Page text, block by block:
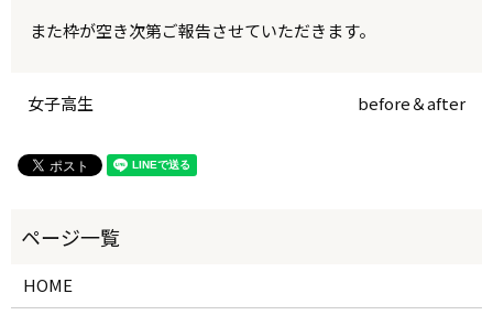
また枠が空き次第ご報告させていただきます。
女子高生 before＆after
HOME